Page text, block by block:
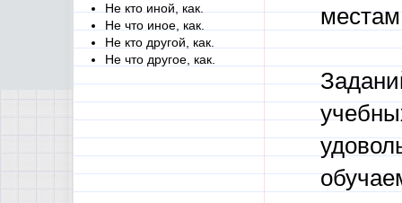
Не кто иной, как.
Не что иное, как.
Не кто другой, как.
Не что другое, как.